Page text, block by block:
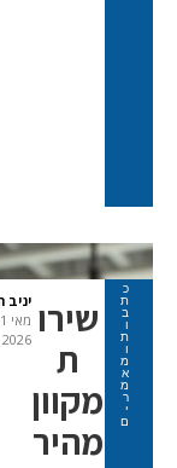
כ
ת
ב
ו
ת
ו
מ
א
מ
ר
י
ם
שירו
ת
מקוון
מהיר
יניב
2026